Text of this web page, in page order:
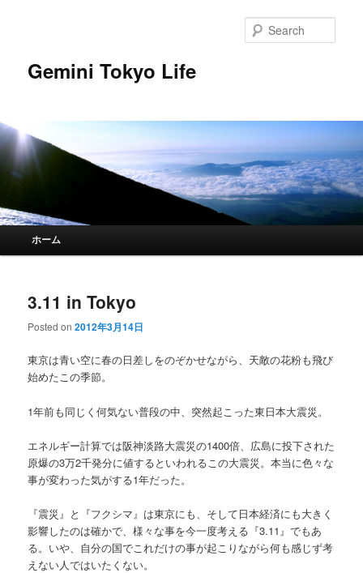
Gemini Tokyo Life
Main menu
Skip to primary content
Skip to secondary content
ホーム
3.11 in Tokyo
Posted on2012年3月14日
東京は青い空に春の日差しをのぞかせながら、天敵の花粉も飛び
始めたこの季節。
1年前も同じく何気ない普段の中、突然起こった東日本大震災。
エネルギー計算では阪神淡路大震災の1400倍、広島に投下された
原爆の3万2千発分に値するといわれるこの大震災。本当に色々な
事が変わった気がする1年だった。
『震災』と『フクシマ』は東京にも、そして日本経済にも大きく
影響したのは確かで、様々な事を今一度考える『3.11』でもあ
る。いや、自分の国でこれだけの事が起こりながら何も感じず考
えない人ではいたくない。